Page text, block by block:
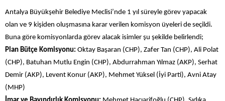
Antalya Büyükşehir Belediye Meclisi’nde 1 yıl süreyle görev yapacak
olan ve 9 kişiden oluşmasına karar verilen komisyon üyeleri de seçildi.
Buna göre komisyonlarda görev alacak isimler şu şekilde belirlendi;
Plan Bütçe Komisyonu: Oktay Başaran (CHP), Zafer Tan (CHP), Ali Polat
(CHP), Batuhan Mutlu Engin (CHP), Abdurrahman Yılmaz (AKP), Serhat
Demir (AKP), Levent Konur (AKP), Mehmet Yüksel (İyi Parti), Avni Atay
(MHP)